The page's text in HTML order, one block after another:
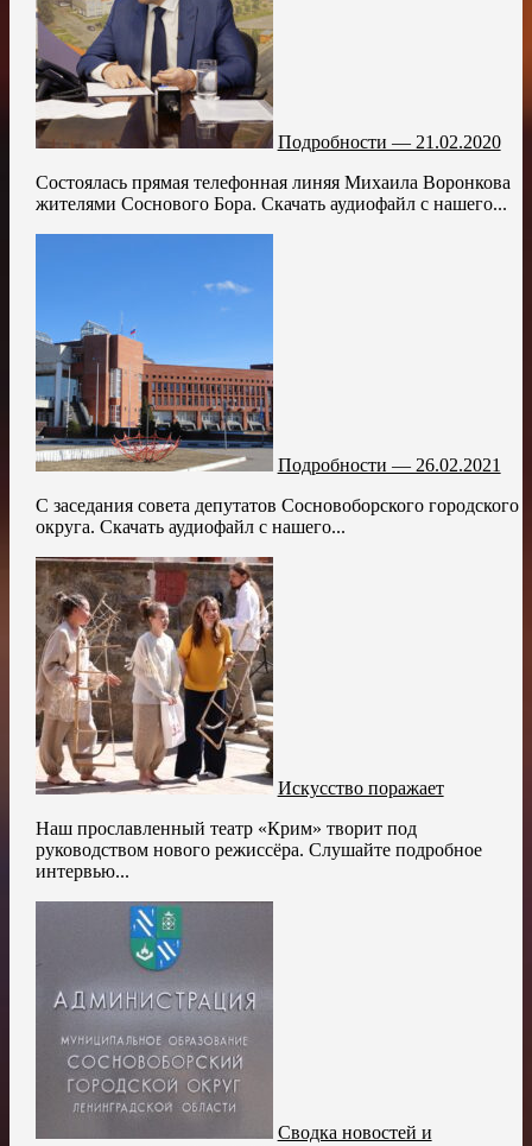
Подробности — 21.02.2020
Состоялась прямая телефонная линяя Михаила Воронкова
жителями Соснового Бора. Скачать аудиофайл с нашего...
Подробности — 26.02.2021
С заседания совета депутатов Сосновоборского городского
округа. Скачать аудиофайл с нашего...
Искусство поражает
Наш прославленный театр «Крим» творит под
руководством нового режиссёра. Слушайте подробное
интервью...
Сводка новостей и